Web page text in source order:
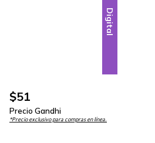
Digital
$51
Precio Gandhi
*Precio exclusivo para compras en línea.